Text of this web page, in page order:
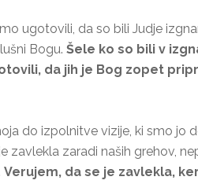
ugotovili, da so bili Judje
Bogu. Šele ko so bili v
da jih je Bog zopet
do izpolnitve vizije, ki smo jo
zavlekla zaradi naših grehov,
Verujem, da se je zavlekla,